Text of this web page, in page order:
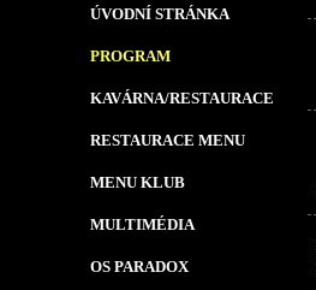
ÚVODNÍ STRÁNKA
PROGRAM
KAVÁRNA/RESTAURACE
RESTAURACE MENU
MENU KLUB
MULTIMÉDIA
OS PARADOX